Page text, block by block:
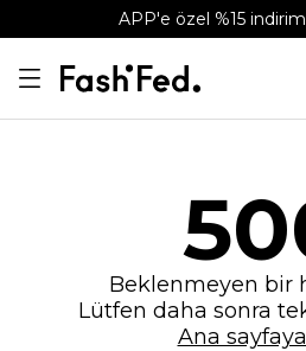
APP'e özel %15
Beklenmeyen bir
Lütfen daha sonra
Ana